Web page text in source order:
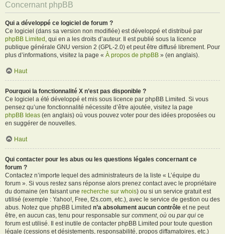
Concernant phpBB
Qui a développé ce logiciel de forum ?
Ce logiciel (dans sa version non modifiée) est développé et distribué par
phpBB Limited , qui en a les droits d’auteur. Il est publié sous la licence
publique générale GNU version 2 (GPL-2.0) et peut être diffusé librement. Pour
plus d’informations, visitez la page « À propos de phpBB » (en anglais).
Haut
Pourquoi la fonctionnalité X n’est pas disponible ?
Ce logiciel a été développé et mis sous licence par phpBB Limited. Si vous
pensez qu’une fonctionnalité nécessite d’être ajoutée, visitez la page
phpBB Ideas (en anglais) où vous pouvez voter pour des idées proposées ou
en suggérer de nouvelles.
Haut
Qui contacter pour les abus ou les questions légales concernant ce
forum ?
Contactez n’importe lequel des administrateurs de la liste « L’équipe du
forum ». Si vous restez sans réponse alors prenez contact avec le propriétaire
du domaine (en faisant une recherche sur whois) ou si un service gratuit est
utilisé (exemple : Yahoo!, Free, f2s.com, etc.), avec le service de gestion ou des
abus. Notez que phpBB Limited n’a absolument aucun contrôle et ne peut
être, en aucun cas, tenu pour responsable sur comment, où ou par qui ce
forum est utilisé. Il est inutile de contacter phpBB Limited pour toute question
légale (cessions et désistements, responsabilité, propos diffamatoires, etc.)